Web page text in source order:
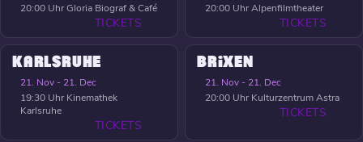
20:00 UhrGloria Biograf & Café
TICKETS
20:00 UhrAlpenfilmtheater
TICKETS
KARLSRUHE
21. Nov - 21. Dec
19:30 Uhr Kinemathek
Karlsruhe
TICKETS
BRIXEN
21. Nov - 21. Dec
20:00 Uhr Kulturzentrum Astra
TICKETS